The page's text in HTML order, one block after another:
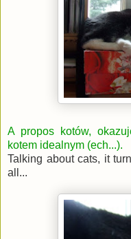
A propos kotów,
kotem idealnym (ech...).
Talking about cats, it
all...